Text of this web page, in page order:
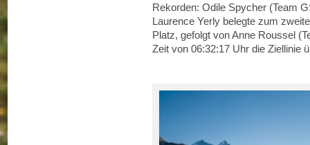
Rekorden: Odile Spycher (Team
Laurence Yerly belegte zum
Platz, gefolgt von Anne Roussel
Zeit von 06:32:17 Uhr die Ziellinie